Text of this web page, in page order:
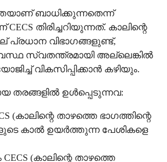
ബാധിക്കുന്നതെന്ന്
തിരിച്ചറിയുന്നത്. കാലിന്റെ
പ്രധാന വിഭാഗങ്ങളുണ്ട്,
സ്വതന്ത്രമായി അല്ലെങ്കിൽ
വികസിപ്പിക്കാൻ കഴിയും.
തരങ്ങളിൽ ഉൾപ്പെടുന്നവ:
(കാലിന്റെ താഴത്തെ ഭാഗത്തിന്റെ
കാൽ ഉയർത്തുന്ന പേശികളെ
(കാലിന്റെ താഴത്തെ